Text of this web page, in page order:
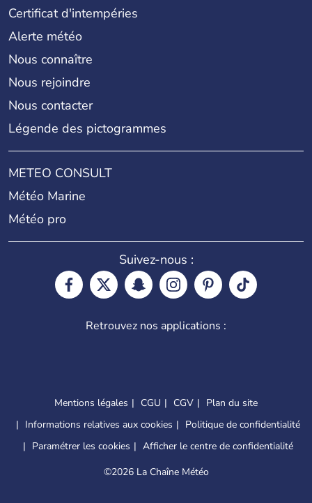
Certificat d'intempéries
Alerte météo
Nous connaître
Nous rejoindre
Nous contacter
Légende des pictogrammes
METEO CONSULT
Météo Marine
Météo pro
Suivez-nous :
Retrouvez nos applications :
Mentions légales CGU CGV
Plan du site
Informations relatives aux cookies
Politique de confidentialité
Paramétrer les cookies
Afficher le centre de confidentialité
©2026 La Chaîne Météo